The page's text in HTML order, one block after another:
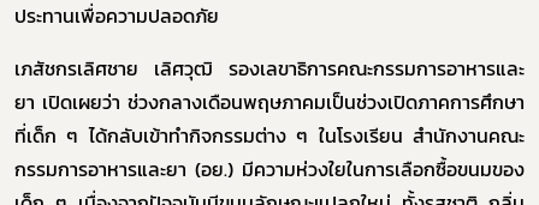
ประทานเพื่อความปลอดภัย
เภสัชกรเลิศชาย เลิศวุฒิ รองเลขาธิการคณะกรรมการอาหารและ
ยา เปิดเผยว่า ช่วงกลางเดือนพฤษภาคมเป็นช่วงเปิดภาคการศึกษา
ที่เด็ก ๆ ได้กลับเข้าทำกิจกรรมต่าง ๆ ในโรงเรียน สำนักงานคณะ
กรรมการอาหารและยา (อย.) มีความห่วงใยในการเลือกซื้อขนมของ